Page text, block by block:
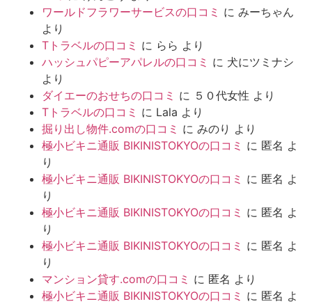
ワールドフラワーサービスの口コミ に みーちゃん
より
Tトラベルの口コミ に らら より
ハッシュパピーアパレルの口コミ に 犬にツミナシ
より
ダイエーのおせちの口コミ に ５０代女性 より
Tトラベルの口コミ に Lala より
掘り出し物件.comの口コミ に みのり より
極小ビキニ通販 BIKINISTOKYOの口コミ に 匿名 よ
り
極小ビキニ通販 BIKINISTOKYOの口コミ に 匿名 よ
り
極小ビキニ通販 BIKINISTOKYOの口コミ に 匿名 よ
り
極小ビキニ通販 BIKINISTOKYOの口コミ に 匿名 よ
り
マンション貸す.comの口コミ に 匿名 より
極小ビキニ通販 BIKINISTOKYOの口コミ に 匿名 よ